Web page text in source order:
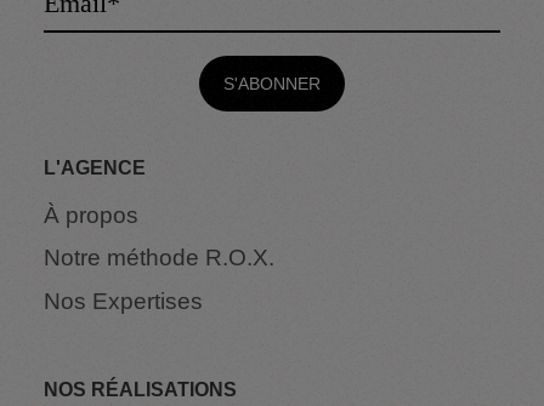
L'AGENCE
À propos
Notre méthode R.O.X.
Nos Expertises
NOS RÉALISATIONS